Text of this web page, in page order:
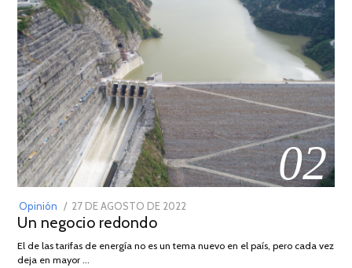
02
Opinión
POSTED
ON
27 DE AGOSTO DE 2022
DE
Un negocio redondo
El de las tarifas de energía no es un tema nuevo en el país, pero cada vez
deja en mayor …